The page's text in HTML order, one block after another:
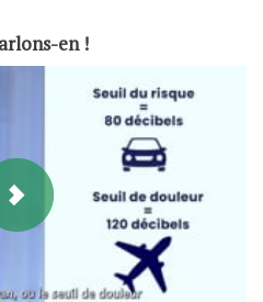
en !